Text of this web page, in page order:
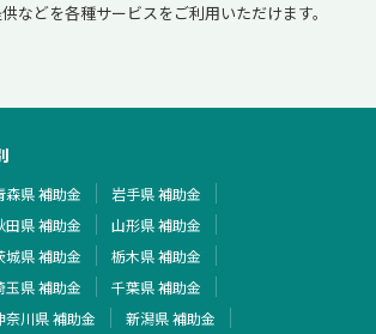
などを各種サービスをご利用いただけます。
森県 補助金
岩手県 補助金
田県 補助金
山形県 補助金
城県 補助金
栃木県 補助金
玉県 補助金
千葉県 補助金
奈川県 補助金
新潟県 補助金